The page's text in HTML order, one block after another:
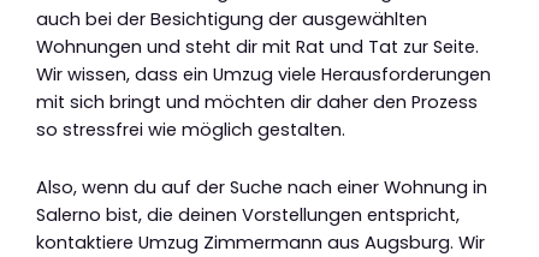
auch bei der Besichtigung der ausgewählten
Wohnungen und steht dir mit Rat und Tat zur Seite.
Wir wissen, dass ein Umzug viele Herausforderungen
mit sich bringt und möchten dir daher den Prozess
so stressfrei wie möglich gestalten.
Also, wenn du auf der Suche nach einer Wohnung in
Salerno bist, die deinen Vorstellungen entspricht,
kontaktiere Umzug Zimmermann aus Augsburg. Wir